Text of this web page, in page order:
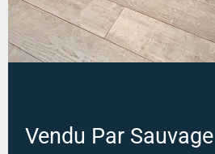
Vendu Par Sauvage